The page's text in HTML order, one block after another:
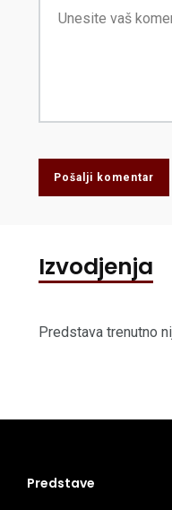
Pošalji komentar
Izvodjenja
Predstava trenutno
Predstave